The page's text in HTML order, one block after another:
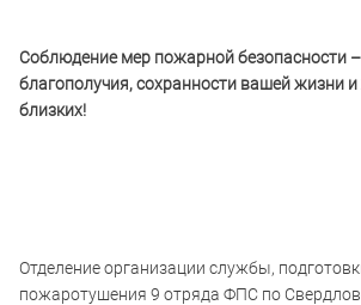
Соблюдение мер пожарной безопасности –
благополучия,сохранности вашей жизни
близких!
Отделение организации службы,
пожаротушения 9 отряда ФПС по